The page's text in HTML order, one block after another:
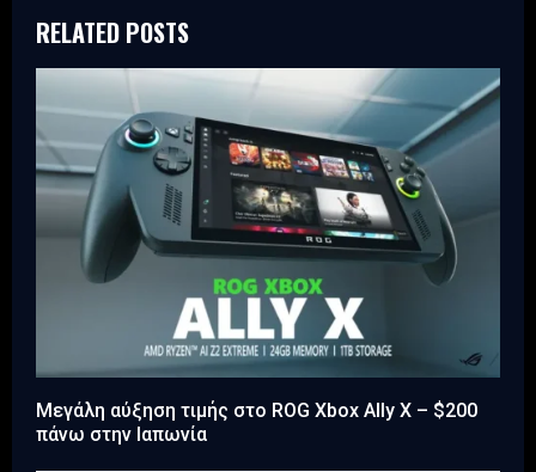
RELATED POSTS
Μεγάλη αύξηση τιμής στο ROG Xbox Ally X – $200
πάνω στην Ιαπωνία